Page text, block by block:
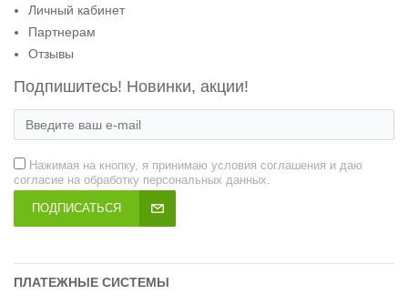
Личный кабинет
Партнерам
Отзывы
Подпишитесь! Новинки, акции!
Нажимая на кнопку, я принимаю условия соглашения и даю
согласие на обработку персональных данных.
ПОДПИСАТЬСЯ
ПЛАТЕЖНЫЕ СИСТЕМЫ